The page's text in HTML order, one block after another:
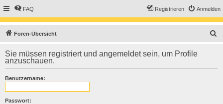
FAQ Anmelden
Registrieren
Foren-Übersicht
h
Sie müssen registriert und angemeldet sein, um Profile
anzuschauen.
Benutzername:
Passwort: